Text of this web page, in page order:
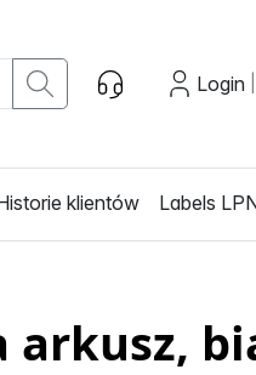
Login
klientów Labels